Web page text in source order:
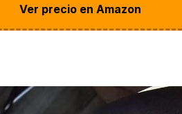
Ver precio en Amazon